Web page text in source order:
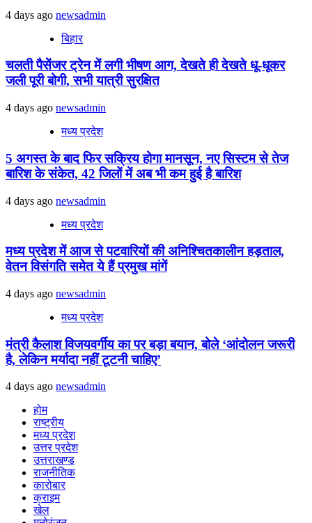
4 days ago newsadmin
बिहार
चलती पैसेंजर ट्रेन में लगी भीषण आग, देखते ही देखते धू-धूकर
जली पूरी बोगी, सभी यात्री सुरक्षित
4 days ago newsadmin
मध्य प्रदेश
5 अगस्त के बाद फिर सक्रिय होगा मानसून, नए सिस्टम से तेज
बारिश के संकेत, 42 जिलों में अब भी कम हुई है बारिश
4 days ago newsadmin
मध्य प्रदेश
मध्य प्रदेश में आज से पटवारियों की अनिश्चितकालीन हड़ताल,
वेतन विसंगति समेत ये हैं प्रमुख मांगें
4 days ago newsadmin
मध्य प्रदेश
मंत्री कैलाश विजयवर्गीय का पर बड़ा बयान, बोले ‘आंदोलन जरूरी
है, लेकिन मर्यादा नहीं टूटनी चाहिए’
4 days ago newsadmin
होम
राष्ट्रीय
मध्य प्रदेश
उत्तर प्रदेश
उत्तराखण्ड
राजनीतिक
कारोबार
क्राइम
खेल